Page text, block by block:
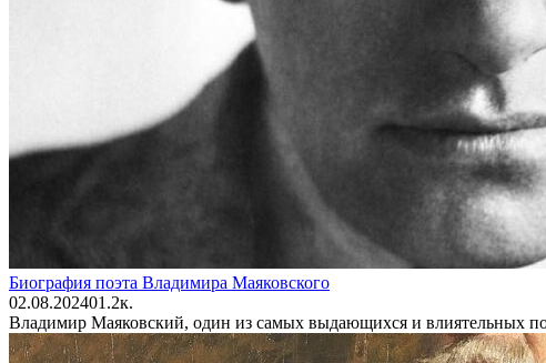
Биография поэта Владимира Маяковского
02.08.202401.2к.
Владимир Маяковский, один из самых выдающихся и влиятельных